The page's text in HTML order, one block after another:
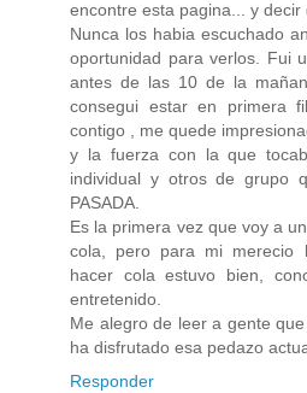
encontre esta pagina... y decir
Nunca los habia escuchado
oportunidad para verlos. Fui
antes de las 10 de la
consegui estar en primera
contigo , me quede
y la fuerza con la que
individual y otros de grupo
PASADA.
Es la primera vez que voy a
cola, pero para mi merecio
hacer cola estuvo bien,
entretenido.
Me alegro de leer a gente
ha disfrutado esa pedazo
Responder